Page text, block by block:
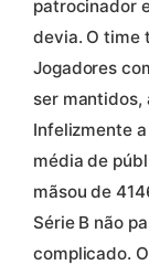
patrocinador
devia. O time
Jogadores
ser mantidos,
Infelizmente
média de
mãsou de
Série B não
complicado.